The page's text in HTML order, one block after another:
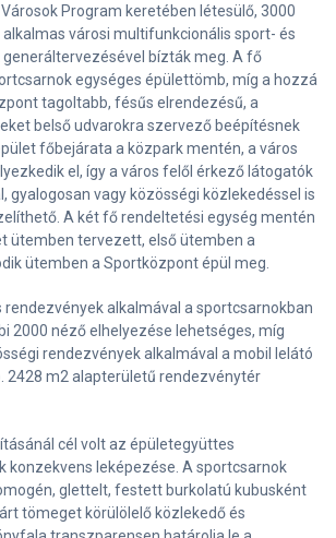
Program keretében létesülő, 3000
városi multifunkcionális sport- és
bízták meg. A fő
egységes épülettömb, míg a hozzá
tagoltabb, fésűs elrendezésű, a
belső udvarokra szervező beépítésnek
főbejárata a közpark mentén, a város
el, így a város felől érkező látogatók
gyalogosan vagy közösségi közlekedéssel is
A két fő rendeltetési egység mentén
ütemben tervezett, első ütemben a
ütemben a Sportközpont épül meg.
rendezvények alkalmával a sportcsarnokban
2000 néző elhelyezése lehetséges, míg
rendezvények alkalmával a mobil lelátó
2428 m2 alapterületű rendezvénytér
cél volt az épületegyüttes
konzekvens leképezése. A sportcsarnok
glettelt, festett burkolatú kubusként
tömeget körülölelő közlekedő és